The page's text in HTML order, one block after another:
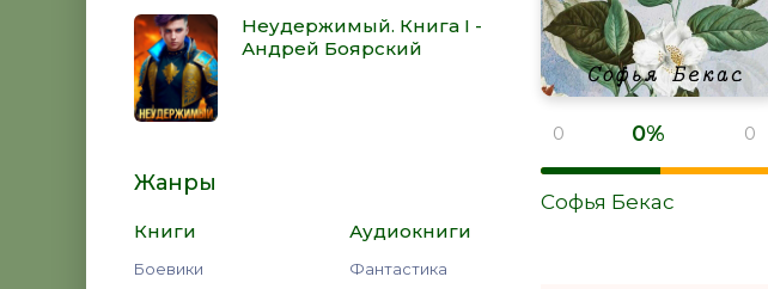
Неудержимый. Книга I -
Андрей Боярский
Жанры
Книги
Боевики
Аудиокниги
Фантастика
0 0% 0
Софья Бекас